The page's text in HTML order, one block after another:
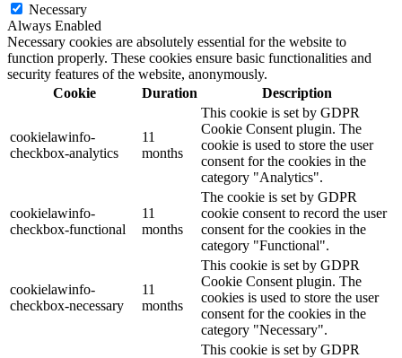
Necessary
Always Enabled
Necessary cookies are absolutely essential for the website to
function properly. These cookies ensure basic functionalities and
security features of the website, anonymously.
Cookie
Duration Description
cookielawinfo-
checkbox-analytics
11
months
This cookie is set by GDPR
Cookie Consent plugin. The
cookie is used to store the user
consent for the cookies in the
category "Analytics".
cookielawinfo-
checkbox-functional
11
months
The cookie is set by GDPR
cookie consent to record the user
consent for the cookies in the
category "Functional".
cookielawinfo-
checkbox-necessary
11
months
This cookie is set by GDPR
Cookie Consent plugin. The
cookies is used to store the user
consent for the cookies in the
category "Necessary".
This cookie is set by GDPR